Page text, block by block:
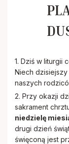
Rada
1. Dziś w liturgii
Niech
naszych
2. Przy okazji
sakrament
niedzielę
drugi dzień
święconą jest